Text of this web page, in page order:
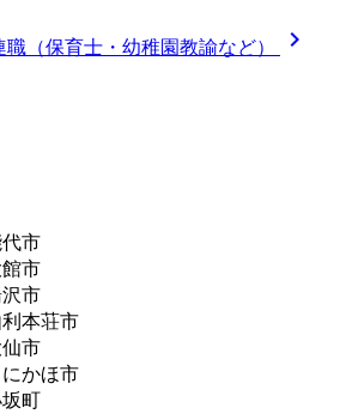
（保育士・幼稚園教諭など） 
市
市
市
利本荘市
市
にかほ市
町